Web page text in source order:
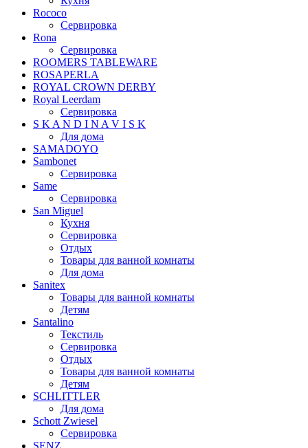
Rococo
Сервировка
Rona
Сервировка
ROOMERS TABLEWARE
ROSAPERLA
ROYAL CROWN DERBY
Royal Leerdam
Сервировка
S K A N D I N A V I S K
Для дома
SAMADOYO
Sambonet
Сервировка
Same
Сервировка
San Miguel
Кухня
Сервировка
Отдых
Товары для ванной комнаты
Для дома
Sanitex
Товары для ванной комнаты
Детям
Santalino
Текстиль
Сервировка
Отдых
Товары для ванной комнаты
Детям
SCHLITTLER
Для дома
Schott Zwiesel
Сервировка